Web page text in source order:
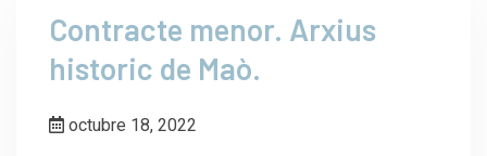
Contracte menor. Arxius
historic de Maò.
octubre 18, 2022